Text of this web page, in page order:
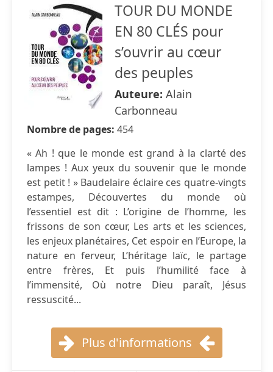
TOUR DU MONDE
EN 80 CLÉS pour
s’ouvrir au cœur
des peuples
Auteure: Alain
Carbonneau
Nombre de pages: 454
« Ah ! que le monde est grand à la clarté des
lampes ! Aux yeux du souvenir que le monde
est petit ! » Baudelaire éclaire ces quatre-vingts
estampes, Découvertes du monde où
l’essentiel est dit : L’origine de l’homme, les
frissons de son cœur, Les arts et les sciences,
les enjeux planétaires, Cet espoir en l’Europe, la
nature en ferveur, L’héritage laïc, le partage
entre frères, Et puis l’humilité face à
l’immensité, Où notre Dieu paraît, Jésus
ressuscité...
Plus d'informations